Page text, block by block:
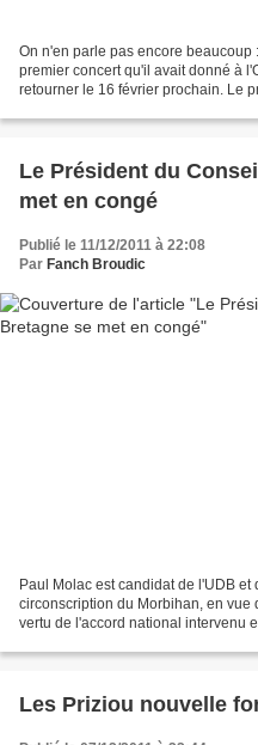
On n'en parle pas encore
premier concert qu'il avait donné à
retourner le 16 février prochain. Le
Le Président du
met en congé
Publié le 11/12/2011 à 22:08
Par Fanch Broudic
Paul Molac est candidat de l'UDB
circonscription du Morbihan, en
vertu de l'accord national intervenu
Les Priziou nouvelle